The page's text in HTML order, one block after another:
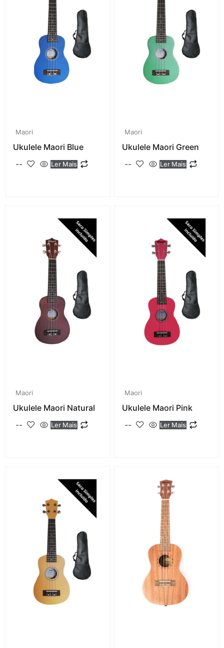
Maori
Ukulele Maori Blue
--
Ler Mais
Maori
Ukulele Maori Green
--
Ler Mais
Maori
Ukulele Maori Natural
--
Ler Mais
Maori
Ukulele Maori Pink
--
Ler Mais